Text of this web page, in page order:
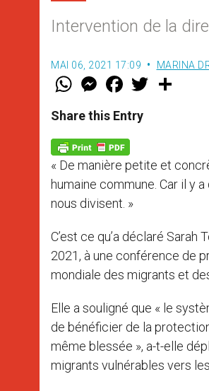
Intervention de la
MAI 06, 2021 17:09 MARINA
W
t
s
p
p
M
e
s
e
g
e
r
F
a
e
b
o
k
w
Share this Entry
« De manière petite et
humaine commune. Car il y
nous divisent. »
C’est ce qu’a déclaré Sarah
2021, à une conférence de
mondiale des migrants et
Elle a souligné que « le
de bénéficier de la
même blessée », a-t-elle
migrants vulnérables vers